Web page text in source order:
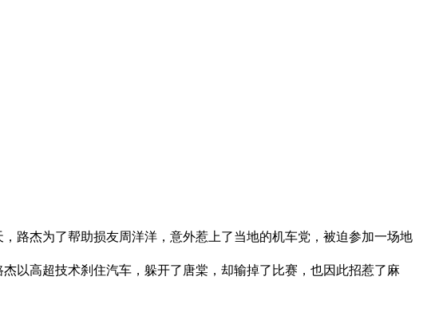
杰为了帮助损友周洋洋，意外惹上了当地的机车党，被迫参加一场地
高超技术刹住汽车，躲开了唐棠，却输掉了比赛，也因此招惹了麻